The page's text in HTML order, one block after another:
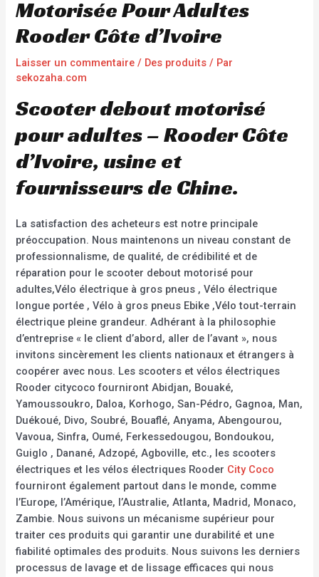
Motorisée Pour Adultes
Rooder Côte d’Ivoire
Laisser un commentaire / Des produits / Par
sekozaha.com
Scooter debout motorisé
pour adultes – Rooder Côte
d’Ivoire, usine et
fournisseurs de Chine.
La satisfaction des acheteurs est notre principale
préoccupation. Nous maintenons un niveau constant de
professionnalisme, de qualité, de crédibilité et de
réparation pour le scooter debout motorisé pour
adultes,Vélo électrique à gros pneus , Vélo électrique
longue portée , Vélo à gros pneus Ebike ,Vélo tout-terrain
électrique pleine grandeur. Adhérant à la philosophie
d’entreprise « le client d’abord, aller de l’avant », nous
invitons sincèrement les clients nationaux et étrangers à
coopérer avec nous. Les scooters et vélos électriques
Rooder citycoco fourniront Abidjan, Bouaké,
Yamoussoukro, Daloa, Korhogo, San-Pédro, Gagnoa, Man,
Duékoué, Divo, Soubré, Bouaflé, Anyama, Abengourou,
Vavoua, Sinfra, Oumé, Ferkessedougou, Bondoukou,
Guiglo , Danané, Adzopé, Agboville, etc., les scooters
électriques et les vélos électriques Rooder City Coco
fourniront également partout dans le monde, comme
l’Europe, l’Amérique, l’Australie, Atlanta, Madrid, Monaco,
Zambie. Nous suivons un mécanisme supérieur pour
traiter ces produits qui garantir une durabilité et une
fiabilité optimales des produits. Nous suivons les derniers
processus de lavage et de lissage efficaces qui nous